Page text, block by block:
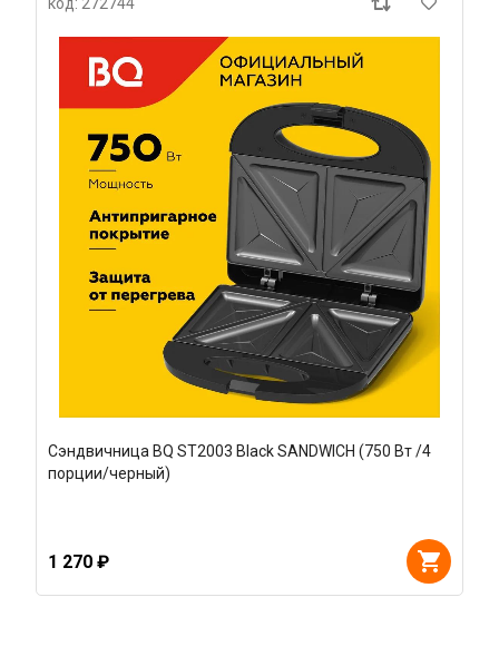
Сэндвичница BQ ST2003 Black SANDWICH (750 Вт /4
порции/черный)
1 270 ₽